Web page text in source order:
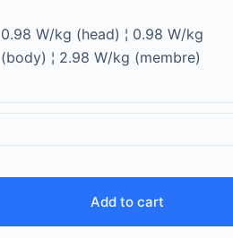
0.98 W/kg (head) ¦ 0.98 W/kg
(body) ¦ 2.98 W/kg (membre)
Add to cart